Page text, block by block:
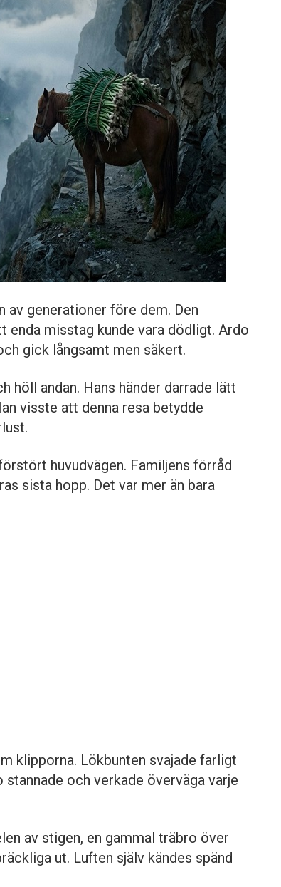
av generationer före dem. Den
enda misstag kunde vara dödligt. Ardo
gick långsamt men säkert.
höll andan. Hans händer darrade lätt
visste att denna resa betydde
huvudvägen. Familjens förråd
sista hopp. Det var mer än bara
klipporna. Lökbunten svajade farligt
och verkade överväga varje
av stigen, en gammal träbro över
ut. Luften själv kändes spänd